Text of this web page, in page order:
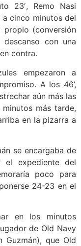
23′, Remo Nasi
a cinco minutos del
propio (conversión
con una
contra.
empezaron a
A los 46’,
aún más las
más tarde,
en la pizarra a
se encargaba de
el expediente del
poco para
24-23 en el
en los minutos
de Old Navy
Guzmán), que Old